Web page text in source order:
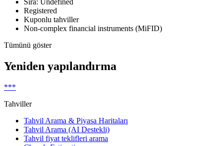
Registered
Kuponlu tahviller
Non-complex financial instruments (MiFID)
Tümünü göster
Yeniden yapılandırma
***
Tahviller
Tahvil Arama & Piyasa Haritaları
Tahvil Arama (AI Destekli)
Tahvil fiyat teklifleri arama